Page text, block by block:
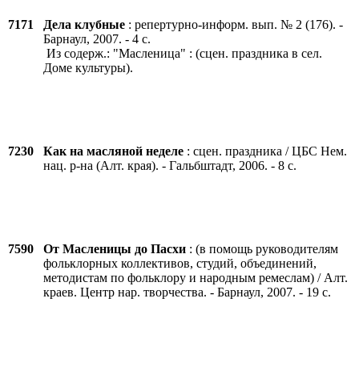
7171 Дела клубные : репертурно-информ. вып. № 2 (176). -
Барнаул, 2007. - 4 с.
Из содерж.: "Масленица" : (сцен. праздника в сел.
Доме культуры).
7230 Как на масляной неделе : сцен. праздника / ЦБС Нем.
нац. р-на (Алт. края). - Гальбштадт, 2006. - 8 с.
7590 От Масленицы до Пасхи : (в помощь руководителям
фольклорных коллективов, студий, объединений,
методистам по фольклору и народным ремеслам) / Алт.
краев. Центр нар. творчества. - Барнаул, 2007. - 19 с.